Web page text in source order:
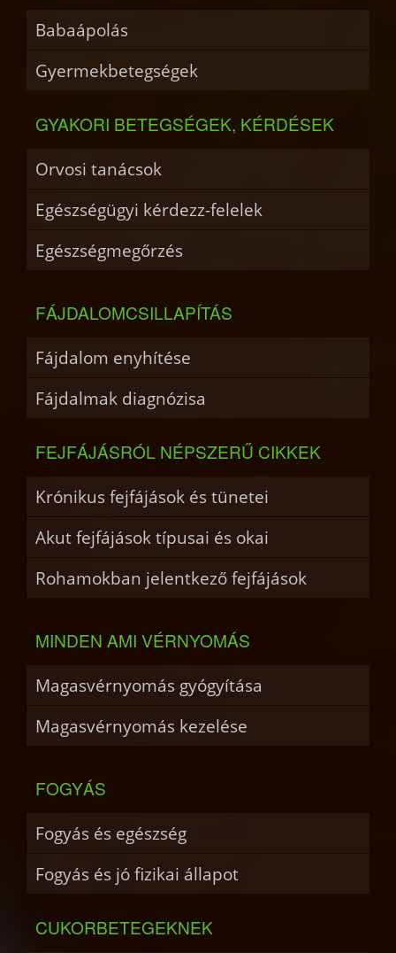
Babaápolás
Gyermekbetegségek
GYAKORI BETEGSÉGEK, KÉRDÉSEK
Orvosi tanácsok
Egészségügyi kérdezz-felelek
Egészségmegőrzés
FÁJDALOMCSILLAPÍTÁS
Fájdalom enyhítése
Fájdalmak diagnózisa
FEJFÁJÁSRÓL NÉPSZERŰ CIKKEK
Krónikus fejfájások és tünetei
Akut fejfájások típusai és okai
Rohamokban jelentkező fejfájások
MINDEN AMI VÉRNYOMÁS
Magasvérnyomás gyógyítása
Magasvérnyomás kezelése
FOGYÁS
Fogyás és egészség
Fogyás és jó fizikai állapot
CUKORBETEGEKNEK